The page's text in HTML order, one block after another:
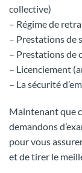
collective)
– Régime de
– Prestations de
– Prestations de
– Licenciement
– La sécurité
Maintenant que
demandons
pour vous
et de tirer le